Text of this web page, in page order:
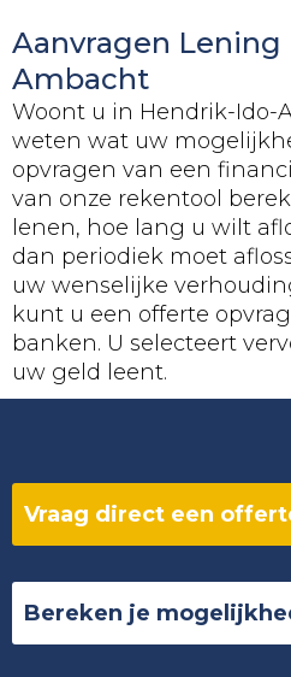
Aanvragen Lening
Ambacht
Woont u in Hendrik-Ido-
weten wat uw
opvragen van een
van onze rekentool
lenen, hoe lang u wilt
dan periodiek moet
uw wenselijke
kunt u een offerte
banken. U selecteert
uw geld leent.
Vraag direct een
Bereken je